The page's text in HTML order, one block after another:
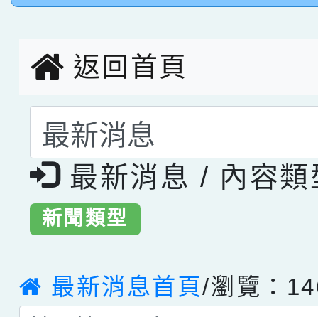
返回首頁
選擇後頁面內容會更
最新消息 / 內容類
新聞類型
最新消息首頁/瀏覽：